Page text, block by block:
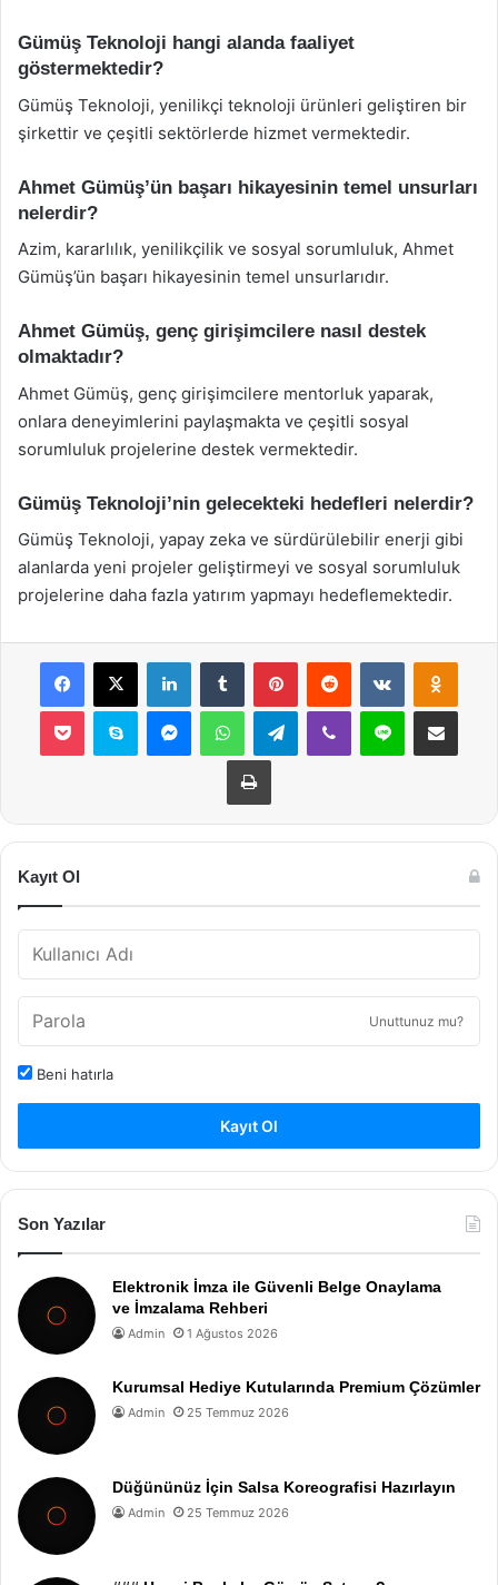
Gümüş Teknoloji hangi alanda faaliyet
göstermektedir?
Gümüş Teknoloji, yenilikçi teknoloji ürünleri geliştiren bir
şirkettir ve çeşitli sektörlerde hizmet vermektedir.
Ahmet Gümüş’ün başarı hikayesinin temel unsurları
nelerdir?
Azim, kararlılık, yenilikçilik ve sosyal sorumluluk, Ahmet
Gümüş’ün başarı hikayesinin temel unsurlarıdır.
Ahmet Gümüş, genç girişimcilere nasıl destek
olmaktadır?
Ahmet Gümüş, genç girişimcilere mentorluk yaparak,
onlara deneyimlerini paylaşmakta ve çeşitli sosyal
sorumluluk projelerine destek vermektedir.
Gümüş Teknoloji’nin gelecekteki hedefleri nelerdir?
Gümüş Teknoloji, yapay zeka ve sürdürülebilir enerji gibi
alanlarda yeni projeler geliştirmeyi ve sosyal sorumluluk
projelerine daha fazla yatırım yapmayı hedeflemektedir.
Facebook
X LinkedInTumblr PinterestReddit VKontakte
Pocket Skype MessengerWhatsAppTelegramViber Line E-Posta ile
Yazdır
Kayıt Ol
Unuttunuz mu?
Beni hatırla
Kayıt Ol
Son Yazılar
Elektronik İmza ile Güvenli Belge Onaylama
ve İmzalama Rehberi
Admin 1 Ağustos 2026
Kurumsal Hediye Kutularında Premium Çözümler
Admin 25 Temmuz 2026
Düğününüz İçin Salsa Koreografisi Hazırlayın
Admin 25 Temmuz 2026